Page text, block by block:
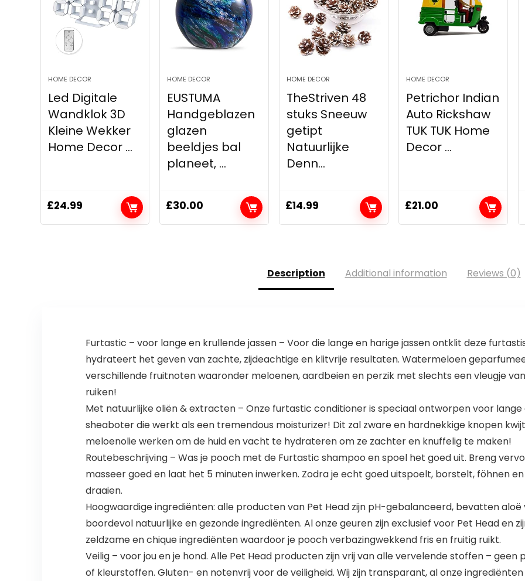
HOME DECOR
Led Digitale
Wandklok 3D
Kleine Wekker
Home Decor ...
£24.99
HOME DECOR
EUSTUMA
Handgeblazen
glazen
beeldjes bal
planeet, ...
£30.00
HOME DECOR
TheStriven 48
stuks Sneeuw
getipt
Natuurlijke
Denn...
£14.99
HOME DECOR
Petrichor Indian
Auto Rickshaw
TUK TUK Home
Decor ...
£21.00
Description Additional information Reviews (0)
Furtastic – voor lange en krullende jassen – Voor die lange en harige jassen ontklit deze
hydrateert het geven van zachte, zijdeachtige en klitvrije resultaten. Watermeloen
verschillende fruitnoten waaronder meloenen, aardbeien en perzik met slechts een vleugje
ruiken!
Met natuurlijke oliën & extracten – Onze furtastic conditioner is speciaal ontworpen voor
sheaboter die werkt als een tremendous moisturizer! Dit zal zware en hardnekkige knopen
meloenolie werken om de huid en vacht te hydrateren om ze zachter en knuffelig te maken!
Routebeschrijving – Was je pooch met de Furtastic shampoo en spoel het goed uit. Breng
masseer goed en laat het 5 minuten inwerken. Zodra je echt goed uitspoelt, borstelt, föhnen
draaien.
Hoogwaardige ingrediënten: alle producten van Pet Head zijn pH-gebalanceerd, bevatten
boordevol natuurlijke en gezonde ingrediënten. Al onze geuren zijn exclusief voor Pet Head en
zeldzame en chique ingrediënten waardoor je pooch verbazingwekkend fris en fruitig ruikt.
Veilig – voor jou en je hond. Alle Pet Head producten zijn vrij van alle vervelende stoffen –
of kleurstoffen. Gluten- en notenvrij voor de veiligheid. Wij zijn transparant, al onze